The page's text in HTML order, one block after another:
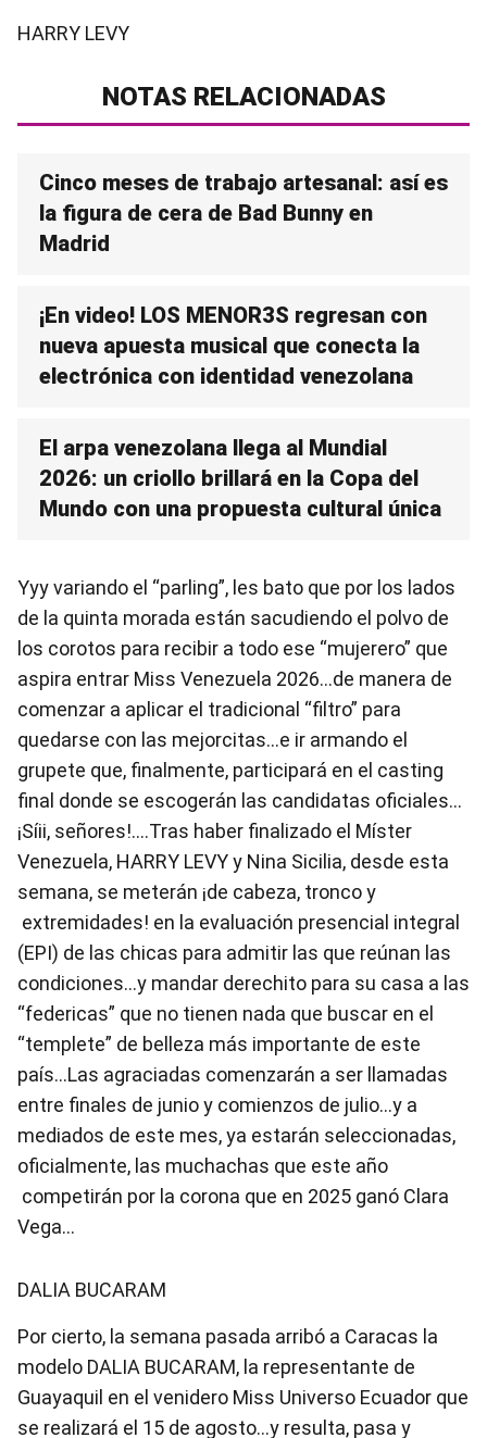
HARRY LEVY
NOTAS RELACIONADAS
Cinco meses de trabajo artesanal: así es
la figura de cera de Bad Bunny en
Madrid
¡En video! LOS MENOR3S regresan con
nueva apuesta musical que conecta la
electrónica con identidad venezolana
El arpa venezolana llega al Mundial
2026: un criollo brillará en la Copa del
Mundo con una propuesta cultural única
Yyy variando el “parling”, les bato que por los lados
de la quinta morada están sacudiendo el polvo de
los corotos para recibir a todo ese “mujerero” que
aspira entrar Miss Venezuela 2026…de manera de
comenzar a aplicar el tradicional “filtro” para
quedarse con las mejorcitas…e ir armando el
grupete que, finalmente, participará en el casting
final donde se escogerán las candidatas oficiales…
¡Síii, señores!....Tras haber finalizado el Míster
Venezuela, HARRY LEVY y Nina Sicilia, desde esta
semana, se meterán ¡de cabeza, tronco y
extremidades! en la evaluación presencial integral
(EPI) de las chicas para admitir las que reúnan las
condiciones…y mandar derechito para su casa a las
“federicas” que no tienen nada que buscar en el
“templete” de belleza más importante de este
país…Las agraciadas comenzarán a ser llamadas
entre finales de junio y comienzos de julio…y a
mediados de este mes, ya estarán seleccionadas,
oficialmente, las muchachas que este año
competirán por la corona que en 2025 ganó Clara
Vega…
DALIA BUCARAM
Por cierto, la semana pasada arribó a Caracas la
modelo DALIA BUCARAM, la representante de
Guayaquil en el venidero Miss Universo Ecuador que
se realizará el 15 de agosto…y resulta, pasa y